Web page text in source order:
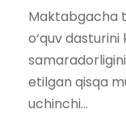
Maktabgacha
o‘quv
etilgan qisqa
uchinchi...